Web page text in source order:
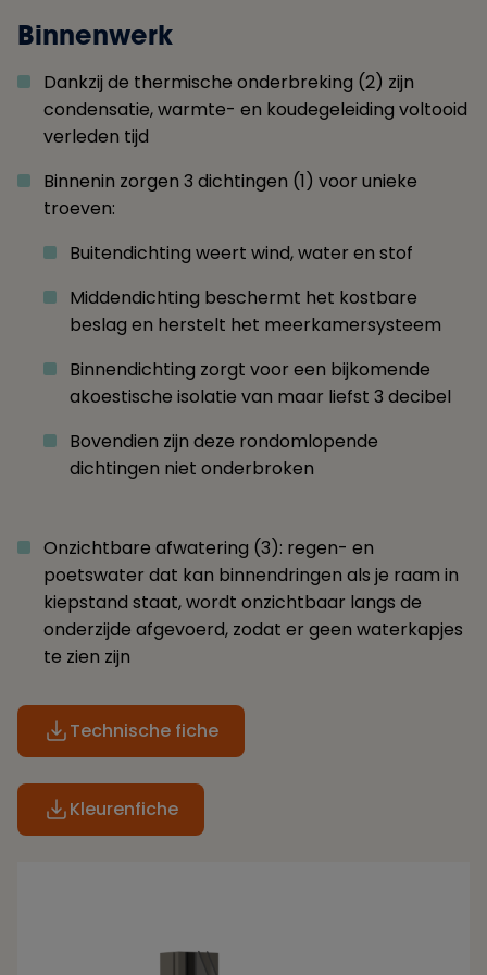
Binnenwerk
Dankzij de thermische onderbreking (2) zijn
condensatie, warmte- en koudegeleiding voltooid
verleden tijd
Binnenin zorgen 3 dichtingen (1) voor unieke
troeven:
Buitendichting weert wind, water en stof
Middendichting beschermt het kostbare
beslag en herstelt het meerkamersysteem
Binnendichting zorgt voor een bijkomende
akoestische isolatie van maar liefst 3 decibel
Bovendien zijn deze rondomlopende
dichtingen niet onderbroken
Onzichtbare afwatering (3): regen- en
poetswater dat kan binnendringen als je raam in
kiepstand staat, wordt onzichtbaar langs de
onderzijde afgevoerd, zodat er geen waterkapjes
te zien zijn
Technische fiche
Kleurenfiche